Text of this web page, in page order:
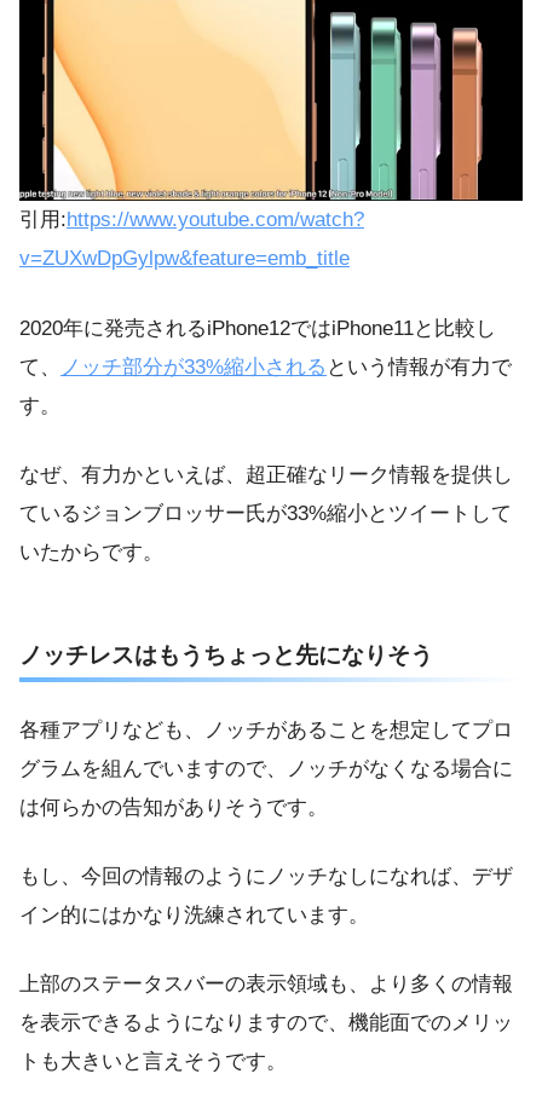
引用:https://www.youtube.com/watch?
v=ZUXwDpGylpw&feature=emb_title
2020年に発売されるiPhone12ではiPhone11と比較し
て、
ノッチ部分が33%縮小される という情報が有力で
す。
なぜ、有力かといえば、超正確なリーク情報を提供し
ているジョンブロッサー氏が33%縮小とツイートして
いたからです。
ノッチレスはもうちょっと先になりそう
各種アプリなども、ノッチがあることを想定してプロ
グラムを組んでいますので、ノッチがなくなる場合に
は何らかの告知がありそうです。
もし、今回の情報のようにノッチなしになれば、デザ
イン的にはかなり洗練されています。
上部のステータスバーの表示領域も、より多くの情報
を表示できるようになりますので、機能面でのメリッ
トも大きいと言えそうです。